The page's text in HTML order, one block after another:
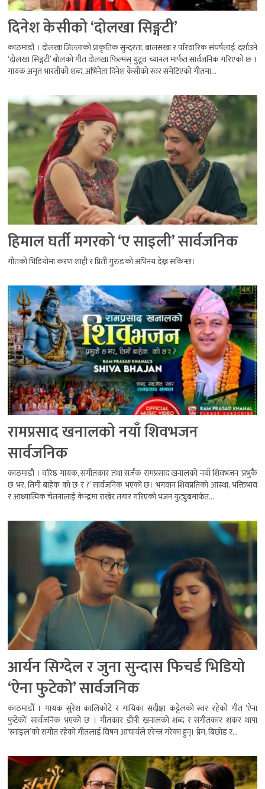
दिनेश केसीको ‘दोलखा सिङ्गटी’
काठमाडौं । दोलखा जिल्लाको प्राकृतिक सुन्दरता, बालसखा र परिवारिक संघर्षलाई दर्शाउने
‘दोलखा सिङ्गटी’ बोलको गीत दोलखा फिल्मस् युटूव च्यानल मार्फत सार्वजनिक गरिएको छ ।
गायक अमृत भारतीको शब्द, अभिनेता दिनेश केसीको स्वर समेटिएको गीतमा...
हिमाल घर्ती मगरको ‘ए साइली’ सार्वजनिक
गीतको भिडियोमा करण शाही र प्रिती गुरुङको अभिनय देख्न सकिन्छ।
रामप्रसाद खनालको नयाँ शिवभजन
सार्वजनिक
काठमाडौं । वरिष्ठ गायक, संगीतकार तथा सर्जक रामप्रसाद खनालको नयाँ शिवभजन ‘प्रभुकै
छ भर, तिमी बाहेक को छ र ?’ सार्वजनिक भएको छ। भगवान शिवप्रतिको आस्था, भक्तिभाव
र आध्यात्मिक चेतनालाई केन्द्रमा राखेर तयार गरिएको भजन युट्युबमार्फत...
आर्यन सिग्देल र जुना सुन्दास फिचर्ड भिडियो
‘ऐना फुटेको’ सार्वजनिक
काठमाडौँ । गायक सुरेश कालिकोटे र गायिका सदीक्षा कट्टेलको स्वर रहेको गीत ‘ऐना
फुटेको’ सार्वजनिक भएको छ । गीतकार डीपी खनालको शब्द र संगीतकार शंकर थापा
‘स्माइल’को संगीत रहेको गीतलाई विषम आचार्यले एरेन्ज गरेका हुन्। प्रेम, बिछोड र...